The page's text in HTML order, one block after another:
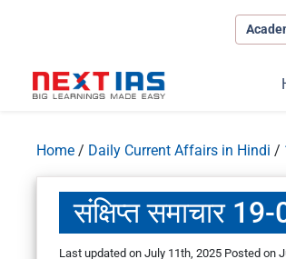
Home / Daily Current Affairs in Hindi /
संक्षिप्त समाचार
Last updated on July 11th, 2025 Posted on